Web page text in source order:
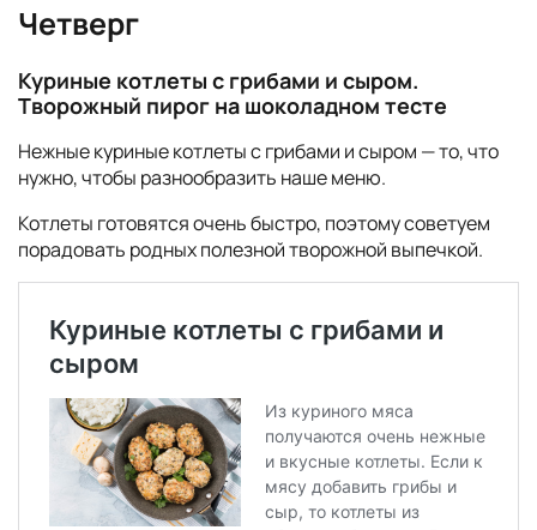
Четверг
Куриные котлеты с грибами и сыром.
Творожный пирог на шоколадном тесте
Нежные куриные котлеты с грибами и сыром — то, что
нужно, чтобы разнообразить наше меню.
Котлеты готовятся очень быстро, поэтому советуем
порадовать родных полезной творожной выпечкой.